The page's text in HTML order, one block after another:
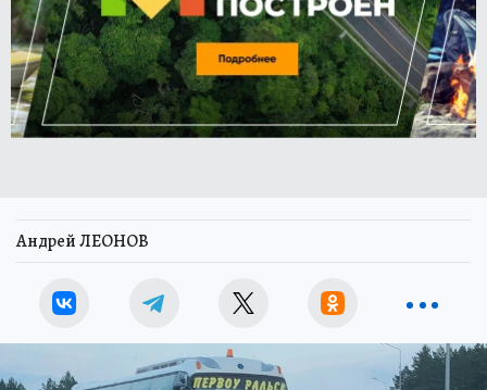
Андрей ЛЕОНОВ